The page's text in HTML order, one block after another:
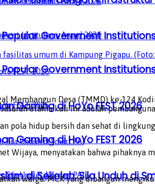
Government
Gaming di HoYo FEST 2026
di Sekolah, Sila Unduh di
Government
Gaming di HoYo FEST 2026
umum di Kampung Pigapu.
Membangun Desa (TMMD) ke-124
utama kali ini adalah
pola hidup bersih dan sehat di
Wijaya, menyatakan bahwa pihaknya
warga. MCK yang dibangun